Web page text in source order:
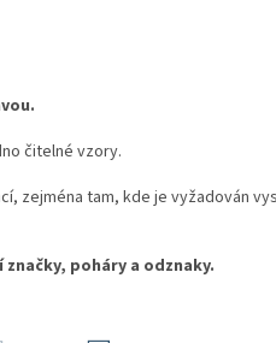
čitelné vzory.
zejména tam, kde je vyžadován
poháry a odznaky.